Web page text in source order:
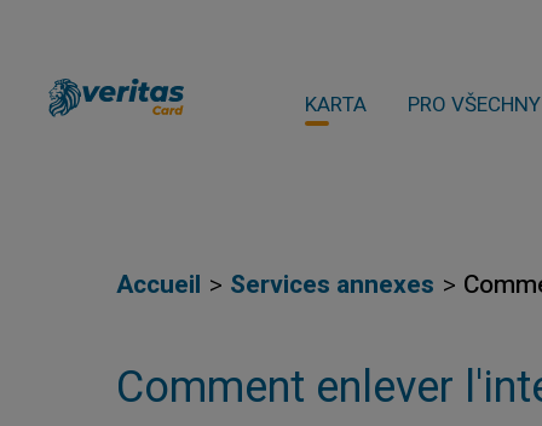
KARTA PRO VŠECHNY
Accueil Services annexes
Comment enlever